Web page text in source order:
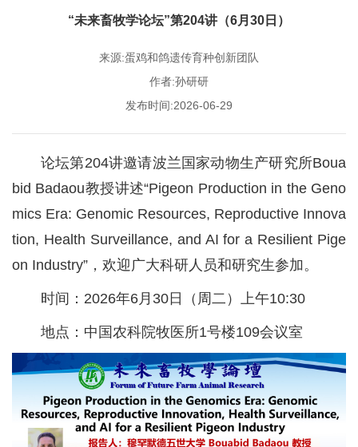
党群工作
“未来畜牧学论坛”第204讲（6月30日）
来源:蛋鸡和鸽遗传育种创新团队
作者:孙研研
发布时间:2026-06-29
论坛第204讲邀请波兰国家动物生产研究所Boua
bid Badaou教授讲述“Pigeon Production in the Geno
mics Era: Genomic Resources, Reproductive Innova
tion, Health Surveillance, and AI for a Resilient Pige
on Industry”，欢迎广大科研人员和研究生参加。
时间：2026年6月30日（周二）上午10:30
地点：中国农科院牧医所1号楼109会议室